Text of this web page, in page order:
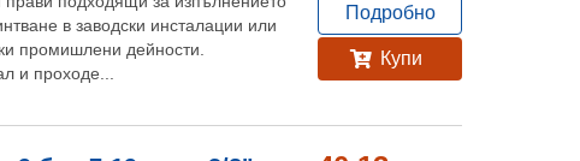
в заводски инсталации или
промишлени дейности.
и проходе...
Подробно
Купи